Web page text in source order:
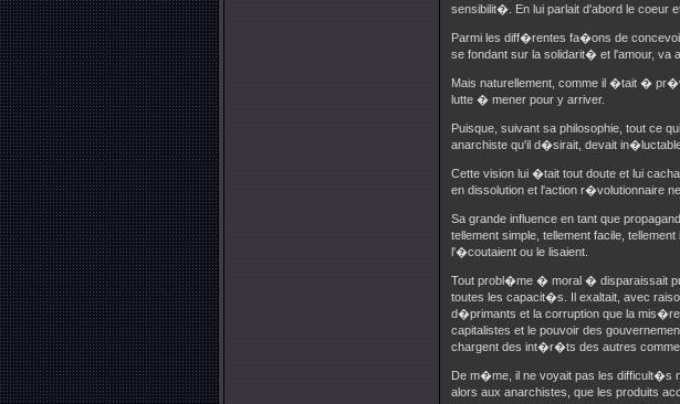
sensibilit�. En lui parlait d'abord le coeur
Parmi les diff�rentes fa�ons de
se fondant sur la solidarit� et l'amour, va
Mais naturellement, comme il �tait �
lutte � mener pour y arriver.
Puisque, suivant sa philosophie, tout ce
anarchiste qu'il d�sirait, devait
Cette vision lui �tait tout doute et lui
en dissolution et l'action r�volutionnaire
Sa grande influence en tant que
tellement simple, tellement facile,
l'�coutaient ou le lisaient.
Tout probl�me � moral � disparaissait
toutes les capacit�s. Il exaltait, avec
d�primants et la corruption que la
capitalistes et le pouvoir des
chargent des int�r�ts des autres
De m�me, il ne voyait pas les difficult�s
alors aux anarchistes, que les produits